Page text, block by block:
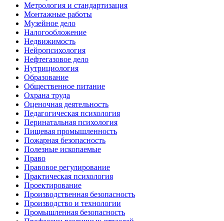
Метрология и стандартизация
Монтажные работы
Музейное дело
Налогообложение
Недвижимость
Нейропсихология
Нефтегазовое дело
Нутрициология
Образование
Общественное питание
Охрана труда
Оценочная деятельность
Педагогическая психология
Перинатальная психология
Пищевая промышленность
Пожарная безопасность
Полезные ископаемые
Право
Правовое регулирование
Практическая психология
Проектирование
Производственная безопасность
Производство и технологии
Промышленная безопасность